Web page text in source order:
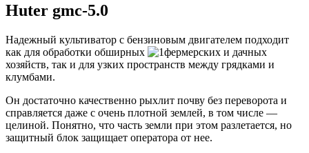
Huter gmc-5.0
Надежный культиватор с бензиновым двигателем подходит
как для обработки обширных
фермерских и дачных
хозяйств, так и для узких пространств между грядками и
клумбами.
Он достаточно качественно рыхлит почву без переворота и
справляется даже с очень плотной землей, в том числе —
целиной. Понятно, что часть земли при этом разлетается, но
защитный блок защищает оператора от нее.